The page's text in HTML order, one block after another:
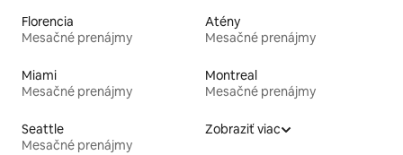
Florencia
Mesačné prenájmy
Atény
Mesačné prenájmy
Miami
Mesačné prenájmy
Montreal
Mesačné prenájmy
Seattle
Mesačné prenájmy
Zobraziť viac